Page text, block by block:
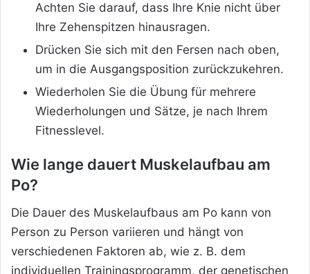
Achten Sie darauf, dass Ihre Knie nicht über
Ihre Zehenspitzen hinausragen.
Drücken Sie sich mit den Fersen nach oben,
um in die Ausgangsposition zurückzukehren.
Wiederholen Sie die Übung für mehrere
Wiederholungen und Sätze, je nach Ihrem
Fitnesslevel.
Wie lange dauert Muskelaufbau am
Po?
Die Dauer des Muskelaufbaus am Po kann von
Person zu Person variieren und hängt von
verschiedenen Faktoren ab, wie z. B. dem
individuellen Trainingsprogramm, der genetischen